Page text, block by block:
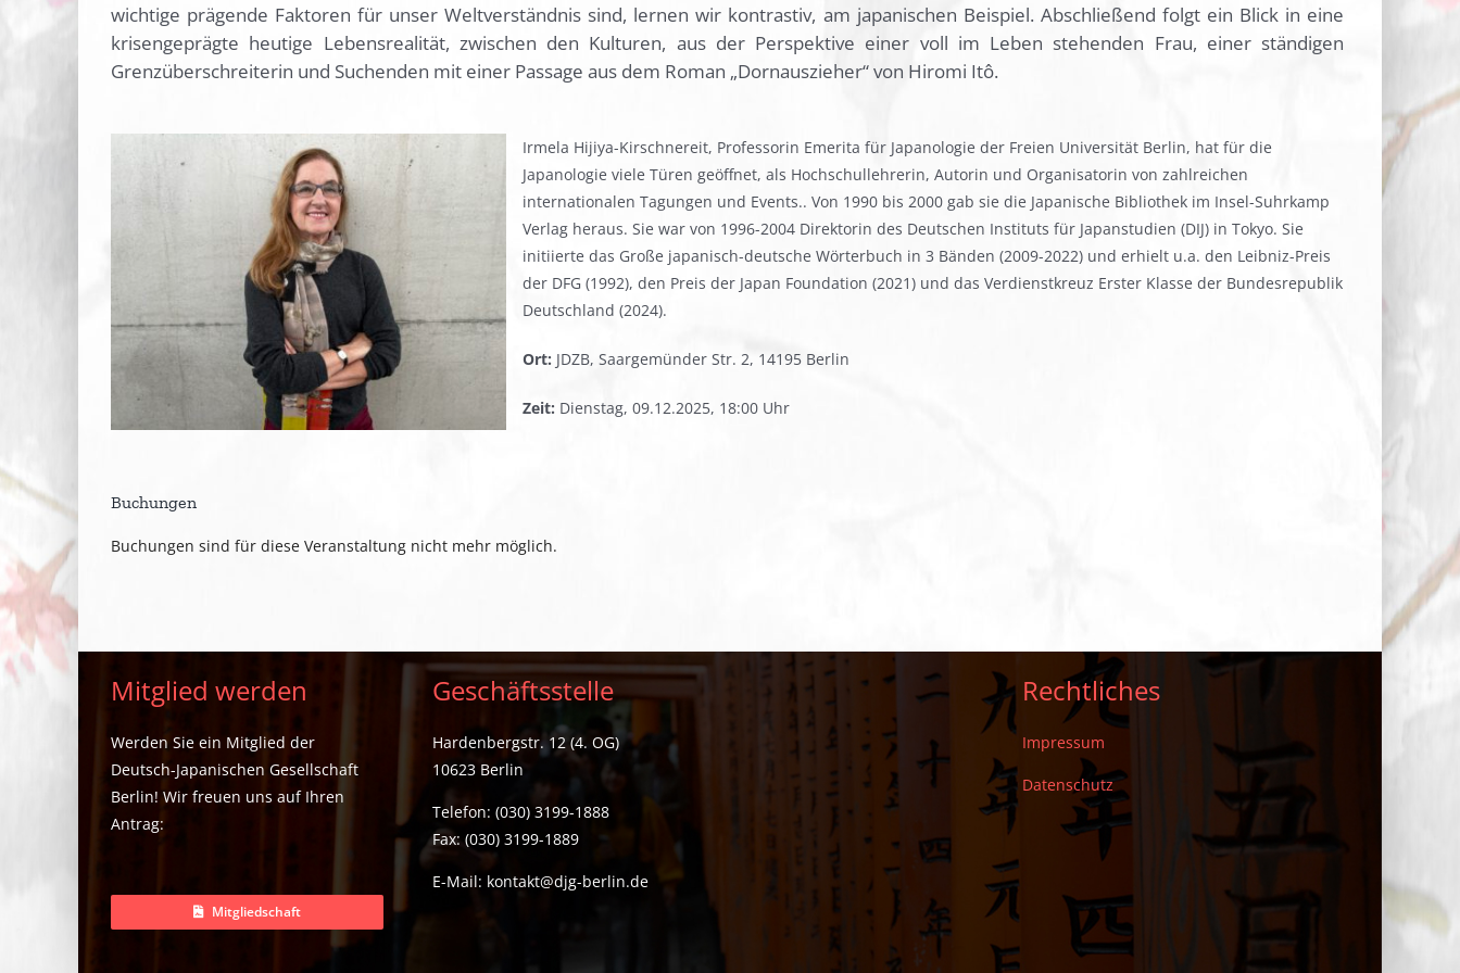
wichtige prägende Faktoren für unser Weltverständnis sind, lernen wir kontrastiv, am japanischen Beispiel. Abschließend folgt ein Blick in eine
krisengeprägte heutige Lebensrealität, zwischen den Kulturen, aus der Perspektive einer voll im Leben stehenden Frau, einer ständigen
Grenzüberschreiterin und Suchenden mit einer Passage aus dem Roman „Dornauszieher“ von Hiromi Itô.
Irmela Hijiya-Kirschnereit, Professorin Emerita für Japanologie der Freien Universität Berlin, hat für die
Japanologie viele Türen geöffnet, als Hochschullehrerin, Autorin und Organisatorin von zahlreichen
internationalen Tagungen und Events.. Von 1990 bis 2000 gab sie die Japanische Bibliothek im Insel-Suhrkamp
Verlag heraus. Sie war von 1996-2004 Direktorin des Deutschen Instituts für Japanstudien (DIJ) in Tokyo. Sie
initiierte das Große japanisch-deutsche Wörterbuch in 3 Bänden (2009-2022) und erhielt u.a. den Leibniz-Preis
der DFG (1992), den Preis der Japan Foundation (2021) und das Verdienstkreuz Erster Klasse der Bundesrepublik
Deutschland (2024).
Ort: JDZB, Saargemünder Str. 2, 14195 Berlin
Zeit: Dienstag, 09.12.2025, 18:00 Uhr
Buchungen
Buchungen sind für diese Veranstaltung nicht mehr möglich.
Mitglied werden
Werden Sie ein Mitglied der
Deutsch-Japanischen Gesellschaft
Berlin! Wir freuen uns auf Ihren
Antrag:
Mitgliedschaft
Geschäftsstelle
Hardenbergstr. 12 (4. OG)
10623 Berlin
Telefon: (030) 3199-1888
Fax: (030) 3199-1889
E-Mail: kontakt@djg-berlin.de
Rechtliches
Impressum
Datenschutz